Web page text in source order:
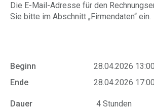
Die E-Mail-Adresse für den
Sie bitte im Abschnitt „Firmendaten“ ein.
Beginn
28.04.2026 13:00
Ende
28.04.2026 17:00
Dauer 4 Stunden